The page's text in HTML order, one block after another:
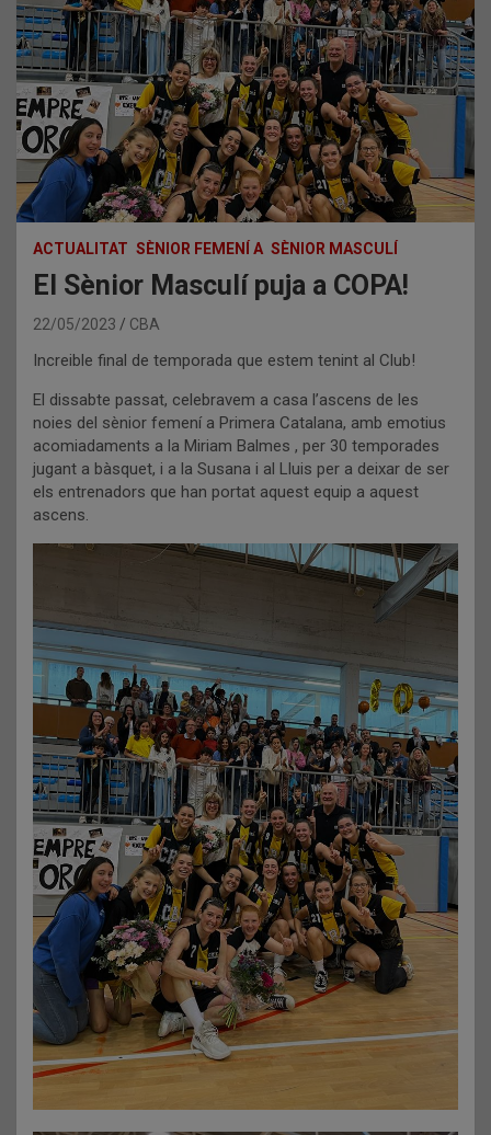
ACTUALITAT SÈNIOR FEMENÍ A SÈNIOR MASCULÍ
El Sènior Masculí puja a COPA!
22/05/2023 CBA
Increible final de temporada que estem tenint al Club!
El dissabte passat, celebravem a casa l’ascens de les
noies del sènior femení a Primera Catalana, amb emotius
acomiadaments a la Miriam Balmes , per 30 temporades
jugant a bàsquet, i a la Susana i al Lluis per a deixar de ser
els entrenadors que han portat aquest equip a aquest
ascens.